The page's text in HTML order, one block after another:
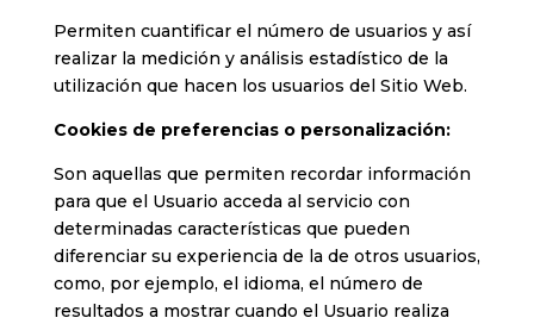
Permiten cuantificar el número de usuarios y así
realizar la medición y análisis estadístico de la
utilización que hacen los usuarios del Sitio Web.
Cookies de preferencias o personalización:
Son aquellas que permiten recordar información
para que el Usuario acceda al servicio con
determinadas características que pueden
diferenciar su experiencia de la de otros usuarios,
como, por ejemplo, el idioma, el número de
resultados a mostrar cuando el Usuario realiza